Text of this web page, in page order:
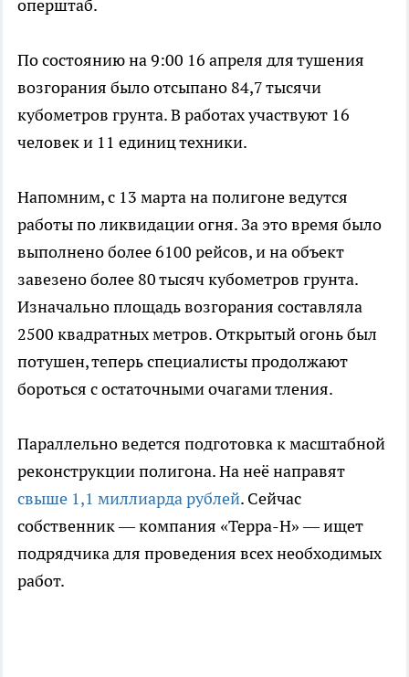
оперштаб.
По состоянию на 9:00 16 апреля для тушения
возгорания было отсыпано 84,7 тысячи
кубометров грунта. В работах участвуют 16
человек и 11 единиц техники.
Напомним, с 13 марта на полигоне ведутся
работы по ликвидации огня. За это время было
выполнено более 6100 рейсов, и на объект
завезено более 80 тысяч кубометров грунта.
Изначально площадь возгорания составляла
2500 квадратных метров. Открытый огонь был
потушен, теперь специалисты продолжают
бороться с остаточными очагами тления.
Параллельно ведется подготовка к масштабной
реконструкции полигона. На неё направят
свыше 1,1 миллиарда рублей. Сейчас
собственник — компания «Терра-Н» — ищет
подрядчика для проведения всех необходимых
работ.